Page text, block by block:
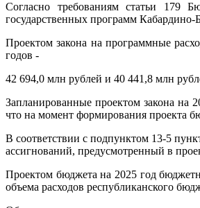
Согласно требованиям статьи 179
государственных программ Кабардино-
Проектом закона на программные
годов -
42 694,0 млн рублей и 40 441,8 млн
Запланированные проектом закона на
что на момент формирования проекта
В соответствии с подпунктом 13-5
ассигнований, предусмотренный в
Проектом бюджета на 2025 год
объема расходов республиканского